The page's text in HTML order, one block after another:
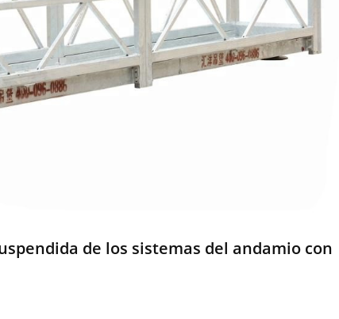
de los sistemas del andamio con